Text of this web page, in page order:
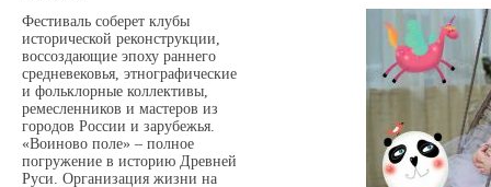
Фестиваль соберет клубы
исторической реконструкции,
воссоздающие эпоху раннего
средневековья, этнографические
и фольклорные коллективы,
ремесленников и мастеров из
городов России и зарубежья.
«Воиново поле» – полное
погружение в историю Древней
Руси. Организация жизни на